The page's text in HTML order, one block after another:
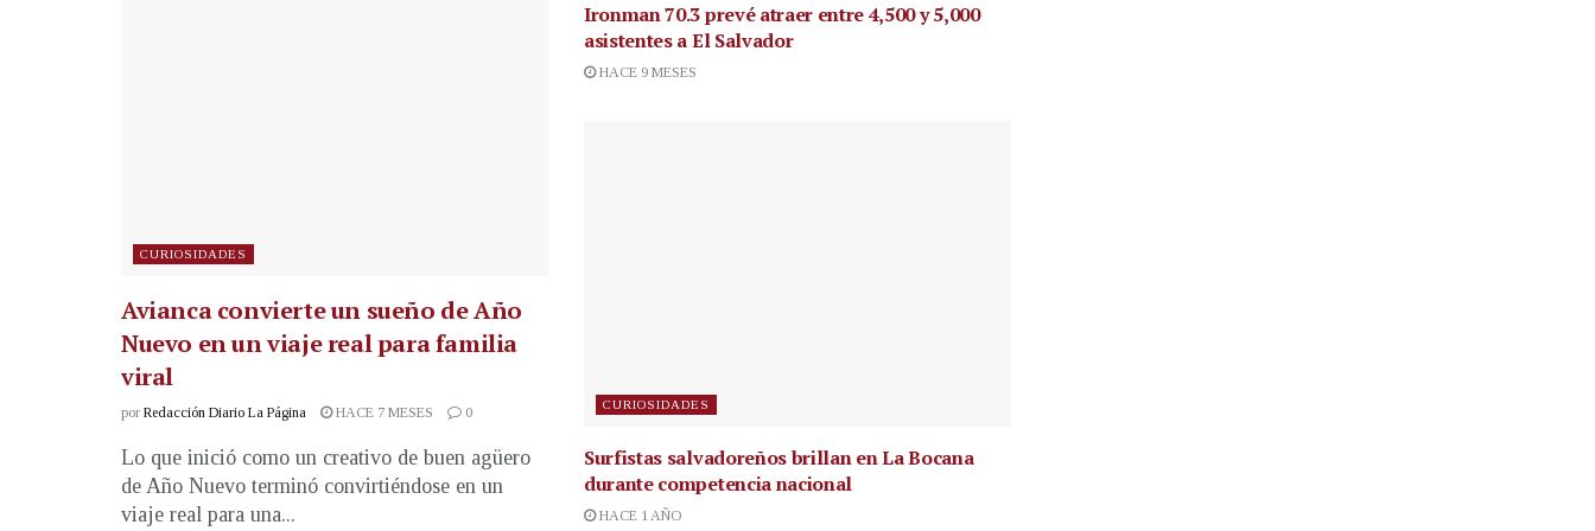
CURIOSIDADES
Avianca convierte un sueño de Año
Nuevo en un viaje real para familia
viral
por Redacción Diario La Página HACE 7 MESES 0
Lo que inició como un creativo de buen agüero
de Año Nuevo terminó convirtiéndose en un
viaje real para una...
Ironman 70.3 prevé atraer entre 4,500 y 5,000
asistentes a El Salvador
HACE 9 MESES
CURIOSIDADES
Surfistas salvadoreños brillan en La Bocana
durante competencia nacional
HACE 1 AÑO